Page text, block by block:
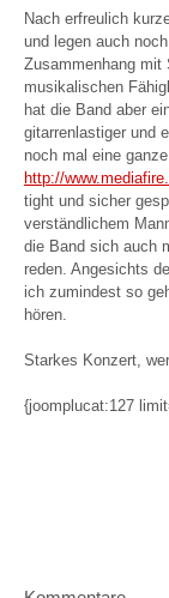
Nach erfreulich
und legen auch
Zusammenhang mit
musikalischen
hat die Band aber
gitarrenlastiger und
noch mal eine
http://
tight und sicher
verständlichem
die Band sich auch
reden. Angesichts
ich zumindest so
hören.
Starkes Konzert,
{joomplucat:127